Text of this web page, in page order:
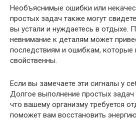
Необъяснимые ошибки или
простых задач также могут
вы устали и нуждаетесь в отдыхе.
невнимание к деталям может
последствиям и ошибкам,
свойственны.
Если вы замечаете эти сигналы у
Долгое выполнение простых задач
что вашему организму требуется
поможет вам восстановить